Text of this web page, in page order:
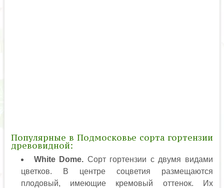
Популярные в Подмосковье сорта гортензии
древовидной:
White Dome. Сорт гортензии с двумя видами
цветков. В центре соцветия размещаются
плодовый, имеющие кремовый оттенок. Их